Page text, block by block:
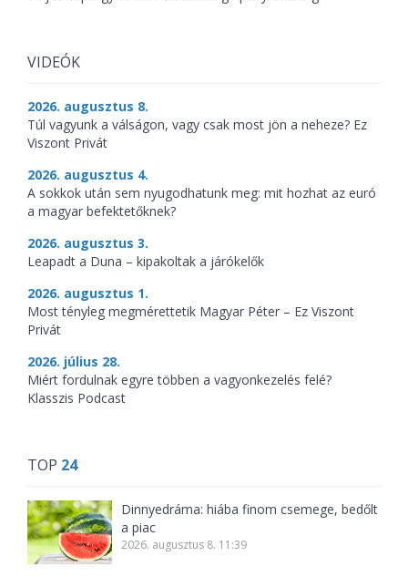
VIDEÓK
2026. augusztus 8.
Túl vagyunk a válságon, vagy csak most jön a neheze? Ez
Viszont Privát
2026. augusztus 4.
A sokkok után sem nyugodhatunk meg: mit hozhat az euró
a magyar befektetőknek?
2026. augusztus 3.
Leapadt a Duna – kipakoltak a járókelők
2026. augusztus 1.
Most tényleg megmérettetik Magyar Péter – Ez Viszont
Privát
2026. július 28.
Miért fordulnak egyre többen a vagyonkezelés felé?
Klasszis Podcast
TOP 24
Dinnyedráma: hiába finom csemege, bedőlt
a piac
2026. augusztus 8. 11:39